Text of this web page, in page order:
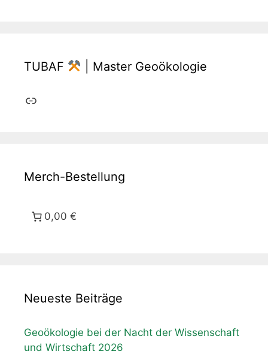
TUBAF | Master Geoökologie
Link
Merch-Bestellung
0,00 €
Neueste Beiträge
Geoökologie bei der Nacht der Wissenschaft
und Wirtschaft 2026